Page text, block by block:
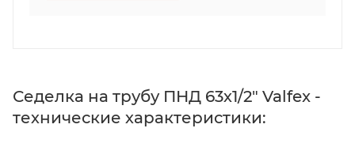
Седелка на трубу ПНД 63х1/2" Valfex -
технические характеристики: